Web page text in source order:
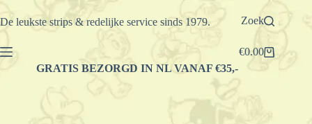
Ga
naar
De leukste strips & redelijke service sinds 1979. Zoek
Winkelwagen
€0.00
GRATIS BEZORGD IN NL VANAF €35,-